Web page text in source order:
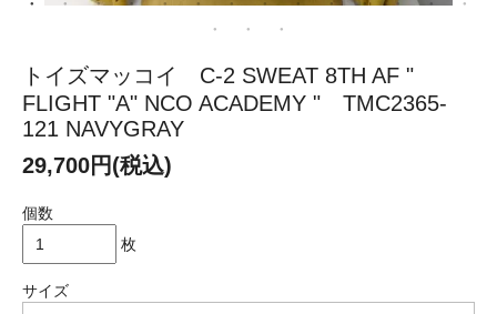
トイズマッコイ C-2 SWEAT 8TH AF "
FLIGHT "A" NCO ACADEMY " TMC2365-
121 NAVYGRAY
29,700円(税込)
個数
枚
サイズ